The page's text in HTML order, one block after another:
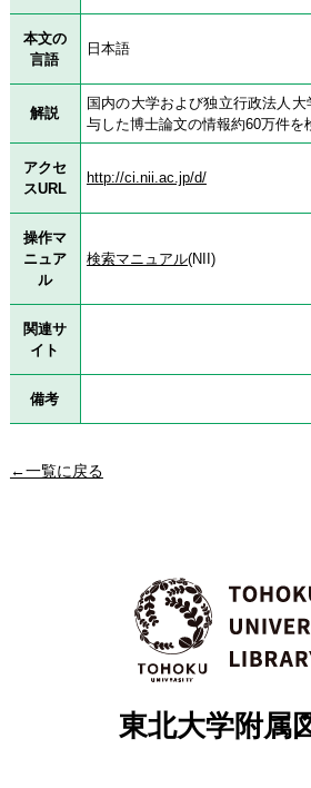
本文の
言語
日本語
解説
国内の大学および独立行政法人
与した博士論文の情報約60万件を
アクセ
スURL
http://ci.nii.ac.jp/d/
操作マ
ニュア
ル
検索マニュアル(NII)
関連サ
イト
備考
←一覧に戻る
東北大学附属